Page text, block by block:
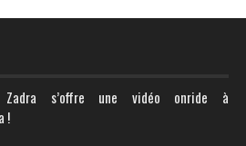
Zadra s’offre une vidéo onride à
!